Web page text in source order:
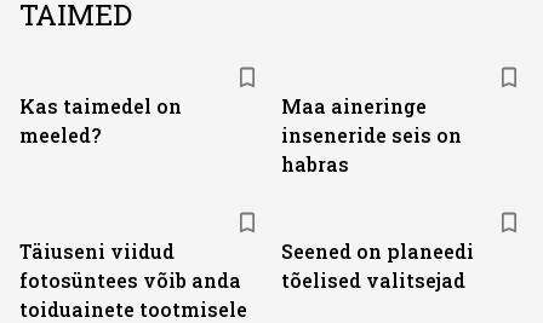
TAIMED
Kas taimedel on
meeled?
Maa aineringe
inseneride seis on
habras
Täiuseni viidud
fotosüntees võib anda
toiduainete tootmisele
Seened on planeedi
tõelised valitsejad